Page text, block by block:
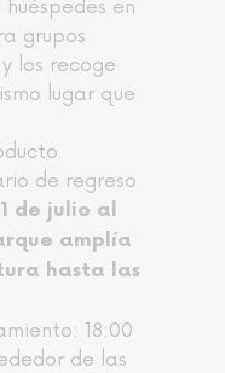
en
grupos
los recoge
lugar que
de regreso
de julio al
amplía
hasta las
18:00
de las